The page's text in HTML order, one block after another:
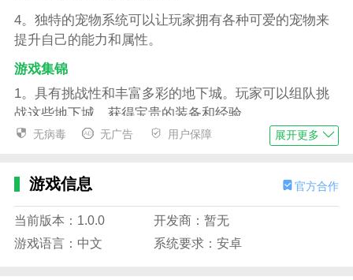
4。独特的宠物系统可以让玩家拥有各种可爱的宠物来
提升自己的能力和属性。
游戏集锦
1。具有挑战性和丰富多彩的地下城。玩家可以组队挑
战这些地下城，获得宝贵的装备和经验。
2。公平竞争的PK系统，让玩家在游戏中与其他玩家竞
3。丰富的野兽系统让玩家可以拥有自己的野兽，提高
战斗力。
4。一个自由开放的游戏世界，玩家可以自由探索不同
无病毒 无广告 用户保障 展开更多
游戏信息 官方合作
当前版本：1.0.0
开发商：暂无
游戏语言：中文
系统要求：安卓